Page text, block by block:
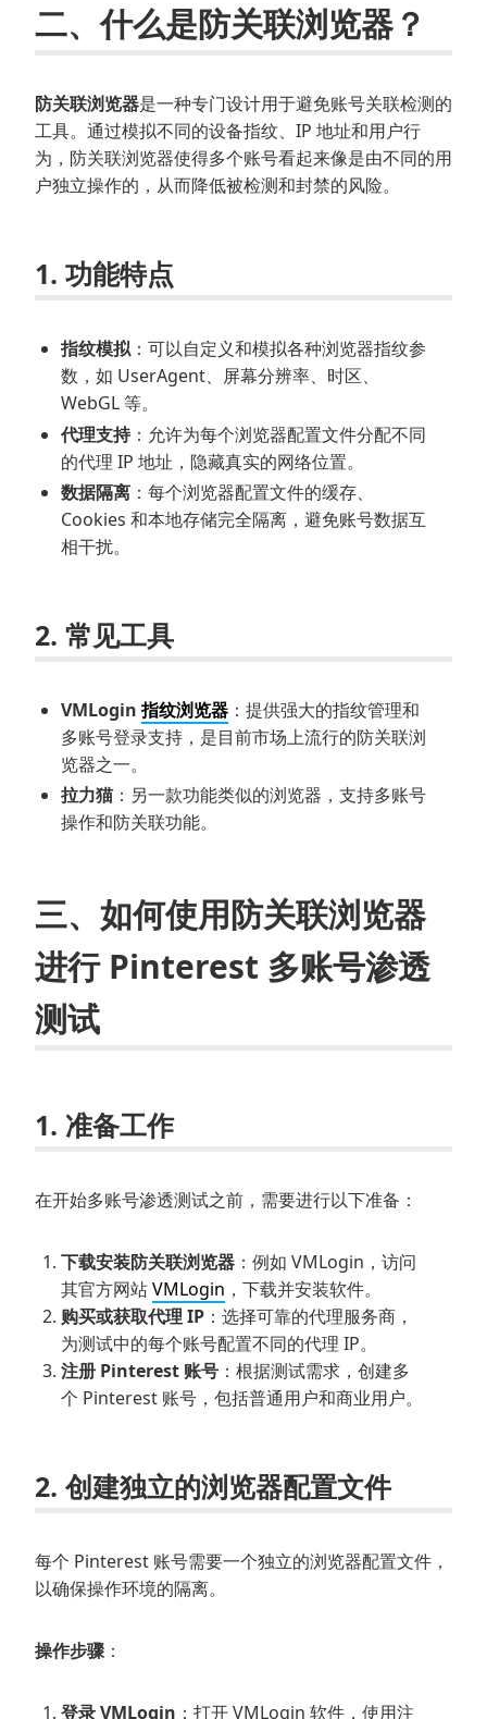
二、什么是防关联浏览器？
防关联浏览器是一种专门设计用于避免账号关联检测的
工具。通过模拟不同的设备指纹、IP 地址和用户行
为，防关联浏览器使得多个账号看起来像是由不同的用
户独立操作的，从而降低被检测和封禁的风险。
1. 功能特点
指纹模拟：可以自定义和模拟各种浏览器指纹参
数，如 UserAgent、屏幕分辨率、时区、
WebGL 等。
代理支持：允许为每个浏览器配置文件分配不同
的代理 IP 地址，隐藏真实的网络位置。
数据隔离 ：每个浏览器配置文件的缓存、
Cookies 和本地存储完全隔离，避免账号数据互
相干扰。
2. 常见工具
VMLogin指纹浏览器 ：提供强大的指纹管理和
多账号登录支持，是目前市场上流行的防关联浏
览器之一。
拉力猫：另一款功能类似的浏览器，支持多账号
操作和防关联功能。
三、如何使用防关联浏览器
进行 Pinterest 多账号渗透
测试
1. 准备工作
在开始多账号渗透测试之前，需要进行以下准备：
下载安装防关联浏览器 ：例如 VMLogin，访问
其官方网站VMLogin ，下载并安装软件。
购买或获取代理 IP ：选择可靠的代理服务商，
为测试中的每个账号配置不同的代理 IP。
注册 Pinterest 账号 ：根据测试需求，创建多
个 Pinterest 账号，包括普通用户和商业用户。
2. 创建独立的浏览器配置文件
每个 Pinterest 账号需要一个独立的浏览器配置文件，
以确保操作环境的隔离。
操作步骤：
登录 VMLogin ：打开 VMLogin 软件，使用注